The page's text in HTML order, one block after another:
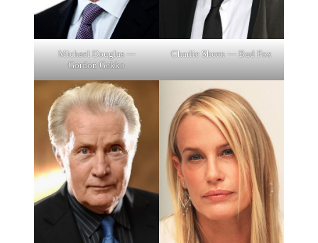
Michael Douglas —
Gordon Gekko
Charlie Sheen — Bud Fox